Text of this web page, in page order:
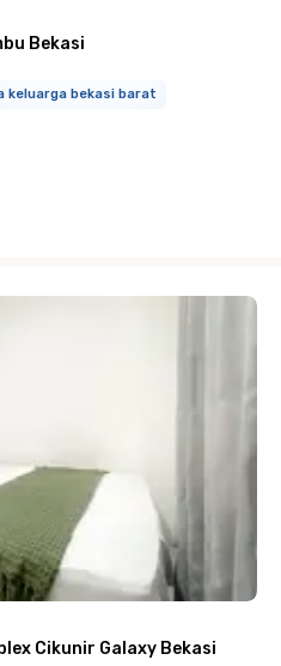
Bekasi
keluarga bekasi barat
Cikunir Galaxy Bekasi